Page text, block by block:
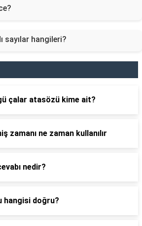
sayılar hangileri?
çalar atasözü kime ait?
zamanı ne zaman kullanılır
nedir?
hangisi doğru?